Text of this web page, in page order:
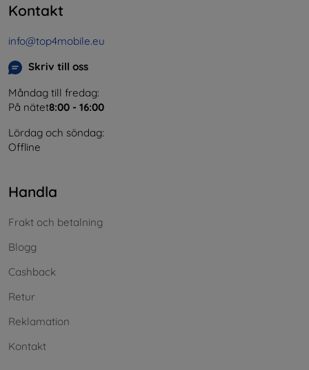
Kontakt
info@top4mobile.eu
Skriv till oss
Måndag till fredag:
På nätet8:00 - 16:00
Lördag och söndag:
Offline
Handla
Frakt och betalning
Blogg
Cashback
Retur
Reklamation
Kontakt